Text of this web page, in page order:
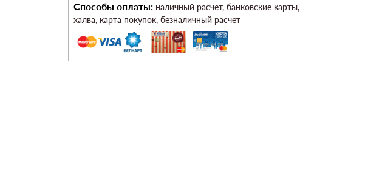
Способы оплаты: наличный расчет, банковские карты,
халва, карта покупок, безналичный расчет